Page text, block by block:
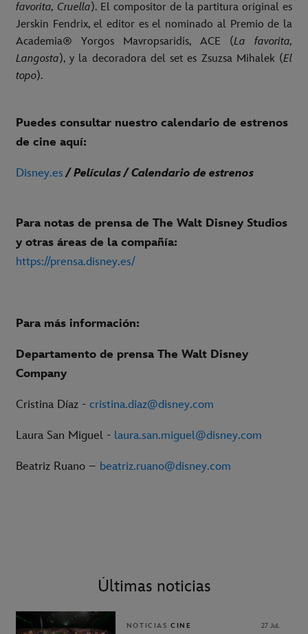
favorita, Cruella). El compositor de la partitura original es
Jerskin Fendrix, el editor es el nominado al Premio de la
Academia® Yorgos Mavropsaridis, ACE (La favorita,
Langosta), y la decoradora del set es Zsuzsa Mihalek (El
topo).
Puedes consultar nuestro calendario de estrenos
de cine aquí:
Disney.es / Películas / Calendario de estrenos
Para notas de prensa de The Walt Disney Studios
y otras áreas de la compañía:
https://prensa.disney.es/
Para más información:
Departamento de prensa The Walt Disney
Company
Cristina Díaz - cristina.diaz@disney.com
Laura San Miguel - laura.san.miguel@disney.com
Beatriz Ruano – beatriz.ruano@disney.com
Últimas noticias
NOTICIAS CINE 27 Jul.